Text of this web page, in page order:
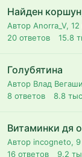
Найден
Автор Anorra_V, 12
20 ответов 15.8
Голубятина
Автор Влад
8 ответов 8.8 тыс
Витаминки дя
Автор incogneto,
16 ответов 9.2